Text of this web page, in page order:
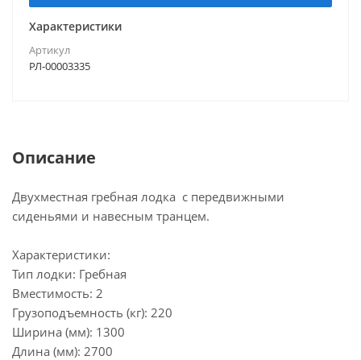
Характеристики
Артикул
РЛ-00003335
Описание
Двухместная гребная лодка с передвижными
сиденьями и навесным транцем.
Характеристики:
Тип лодки: Гребная
Вместимость: 2
Грузоподъемность (кг): 220
Ширина (мм): 1300
Длина (мм): 2700